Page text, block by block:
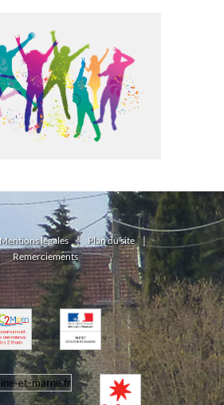
Mentions légales | Plan du site |
Remerciements